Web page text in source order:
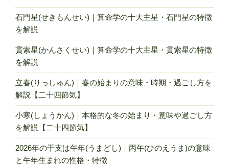
を
つ
け
る
こ
と
と
性
格/
仕
事/
恋
愛/
相
石門星(せきもんせい)｜算命学の十大主星・石門星の特徴
を解説
貫索星(かんさくせい)｜算命学の十大主星・貫索星の特徴
を解説
立春(りっしゅん)｜春の始まりの意味・時期・過ごし方を
解説【二十四節気】
小寒(しょうかん)｜本格的な冬の始まり・意味や過ごし方
を解説【二十四節気】
2026年の干支は午年(うまどし)｜丙午(ひのえうま)の意味
と午年生まれの性格・特徴